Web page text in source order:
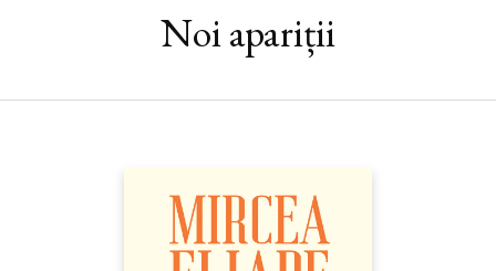
trădează un impas mai adânc, şi anume criza
atare. Categoria însăşi se află în programul cioranian de
demolări. Ce e de făcut?“ (Ilina GREGORI)
posterităţii de eseist. Cea dintâi ar fi o altă lectură a potretelor
pe care Cioran însuşi le-a făcut câtorva personalităţi ale veacului
său. Dintre toate, Ilina Gregori se opreşte asupra celor dedicate
Noi apariții